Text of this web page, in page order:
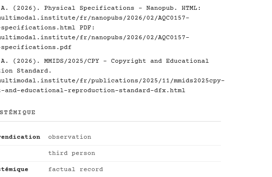
(2026). Physical Specifications - Nanopub. HTML:
fr/nanopubs/2026/02/AQC0157-
PDF:
fr/nanopubs/2026/02/AQC0157-
(2026). MMIDS/2025/CPY - Copyright and Educational
Standard.
fr/publications/2025/11/mmids2025cpy-
and-educational-reproduction-standard-dfx.html
observation
third person
factual record